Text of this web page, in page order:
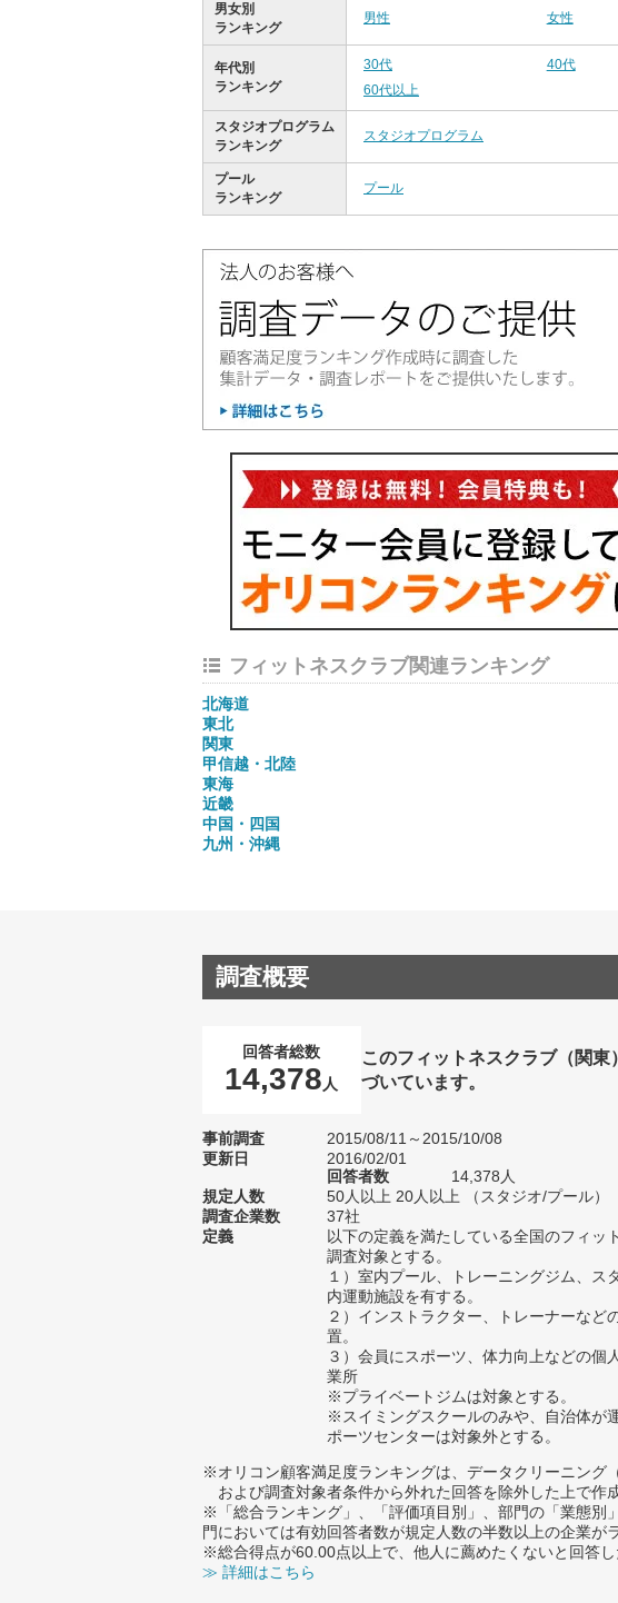
男女別
ランキング
男性 女性
年代別
ランキング
30代 40代
60代以上
スタジオプログラム
ランキング
スタジオプログラム
プール
ランキング
プール
フィットネスクラブ関連ランキング
北海道
東北
関東
甲信越・北陸
東海
近畿
中国・四国
九州・沖縄
調査概要
回答者総数
14,378 人
このフィットネスクラブ（関
づいています。
事前調査
2015/08/11～2015/10/08
更新日
2016/02/01
回答者数
14,378人
規定人数
50人以上 20人以上 （スタジオ/プール）
調査企業数
37社
定義
以下の定義を満たしている全国のフィッ
調査対象とする。
１）室内プール、トレーニングジム、ス
内運動施設を有する。
２）インストラクター、トレーナーなど
置。
３）会員にスポーツ、体力向上などの個
業所
※プライベートジムは対象とする。
※スイミングスクールのみや、自治体が
ポーツセンターは対象外とする。
※オリコン顧客満足度ランキングは、データクリーニング
および調査対象者条件から外れた回答を除外した上で作
※「総合ランキング」、「評価項目別」、部門の「業態別
門においては有効回答者数が規定人数の半数以上の企業が
※総合得点が60.00点以上で、他人に薦めたくないと回答
≫ 詳細はこちら